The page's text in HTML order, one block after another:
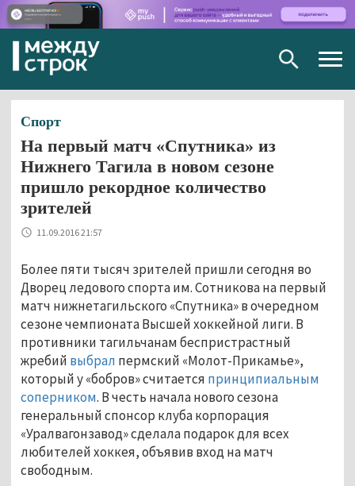
Спорт
На первый матч «Спутника» из
Нижнего Тагила в новом сезоне
пришло рекордное количество
зрителей
11.09.2016 21:57
Более пяти тысяч зрителей пришли сегодня во
Дворец ледового спорта им. Сотникова на первый
матч нижнетагильского «Спутника» в очередном
сезоне чемпионата Высшей хоккейной лиги. В
противники тагильчанам беспристрастный
жребий выбрал пермский «Молот-Прикамье»,
который у «бобров» считается принципиальным
соперником. В честь начала нового сезона
генеральный спонсор клуба корпорация
«Уралвагонзавод» сделала подарок для всех
любителей хоккея, объявив вход на матч
свободным.